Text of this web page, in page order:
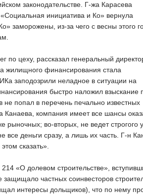
законодательстве. Г-жа Карасева
инициатива и Ко» вернула
заморожены, из-за чего с весны этого
по цеху, рассказал генеральный
жилищного финансирования стала
заподозрили неладное в ситуации на
быстро наложил взыскание
попал в перечень печально известных
компания имеет все шансы
во-вторых, не ведет строгого
все деньги сразу, а лишь их часть. Г-н
сказать».
«О долевом строительстве»,
частных соинвесторов
интересы дольщиков), что по нему